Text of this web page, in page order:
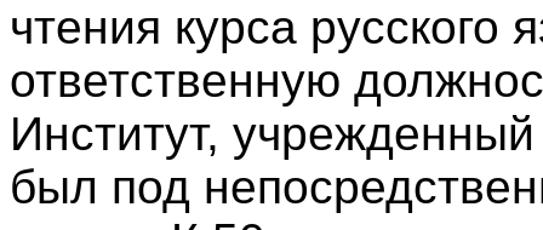
чтения курса русского
ответственную
Институт,
был под